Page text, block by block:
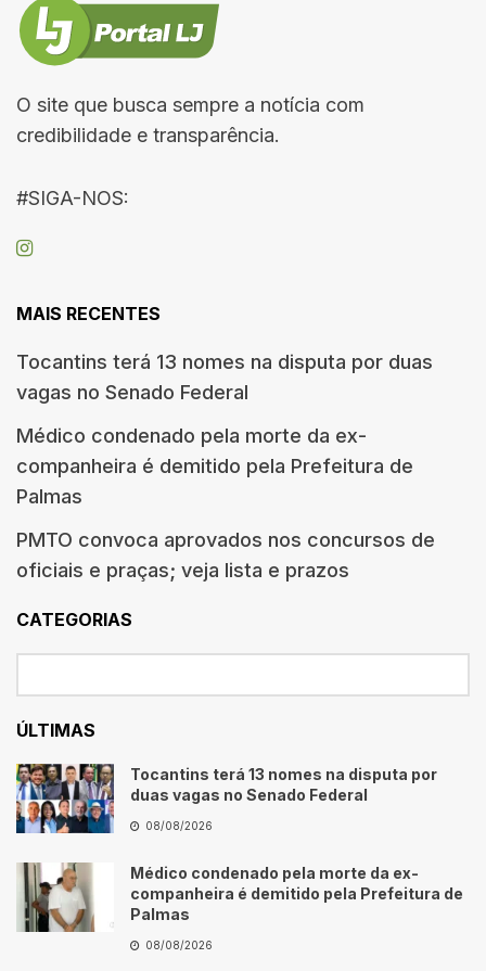
O site que busca sempre a notícia com
credibilidade e transparência.
#SIGA-NOS:
MAIS RECENTES
Tocantins terá 13 nomes na disputa por duas
vagas no Senado Federal
Médico condenado pela morte da ex-
companheira é demitido pela Prefeitura de
Palmas
PMTO convoca aprovados nos concursos de
oficiais e praças; veja lista e prazos
CATEGORIAS
ÚLTIMAS
Tocantins terá 13 nomes na disputa por
duas vagas no Senado Federal
08/08/2026
Médico condenado pela morte da ex-
companheira é demitido pela Prefeitura de
Palmas
08/08/2026